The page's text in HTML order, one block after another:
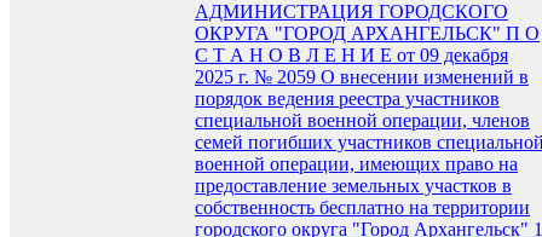
АДМИНИСТРАЦИЯ ГОРОДСКОГО
ОКРУГА "ГОРОД АРХАНГЕЛЬСК" П О
С Т А Н О В Л Е Н И Е от 09 декабря
2025 г. № 2059 О внесении изменений в
порядок ведения реестра участников
специальной военной операции, членов
семей погибших участников
военной операции, имеющих право на
предоставление земельных участков в
собственность бесплатно на территории
городского округа "Город Архангельск"